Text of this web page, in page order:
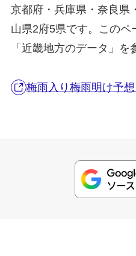
京都府・兵庫県・奈良県
山県2府5県です。この
「近畿地方のデータ」を
梅雨入り梅雨明け予